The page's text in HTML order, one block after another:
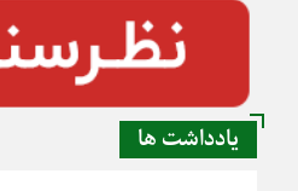
یادداشت ها